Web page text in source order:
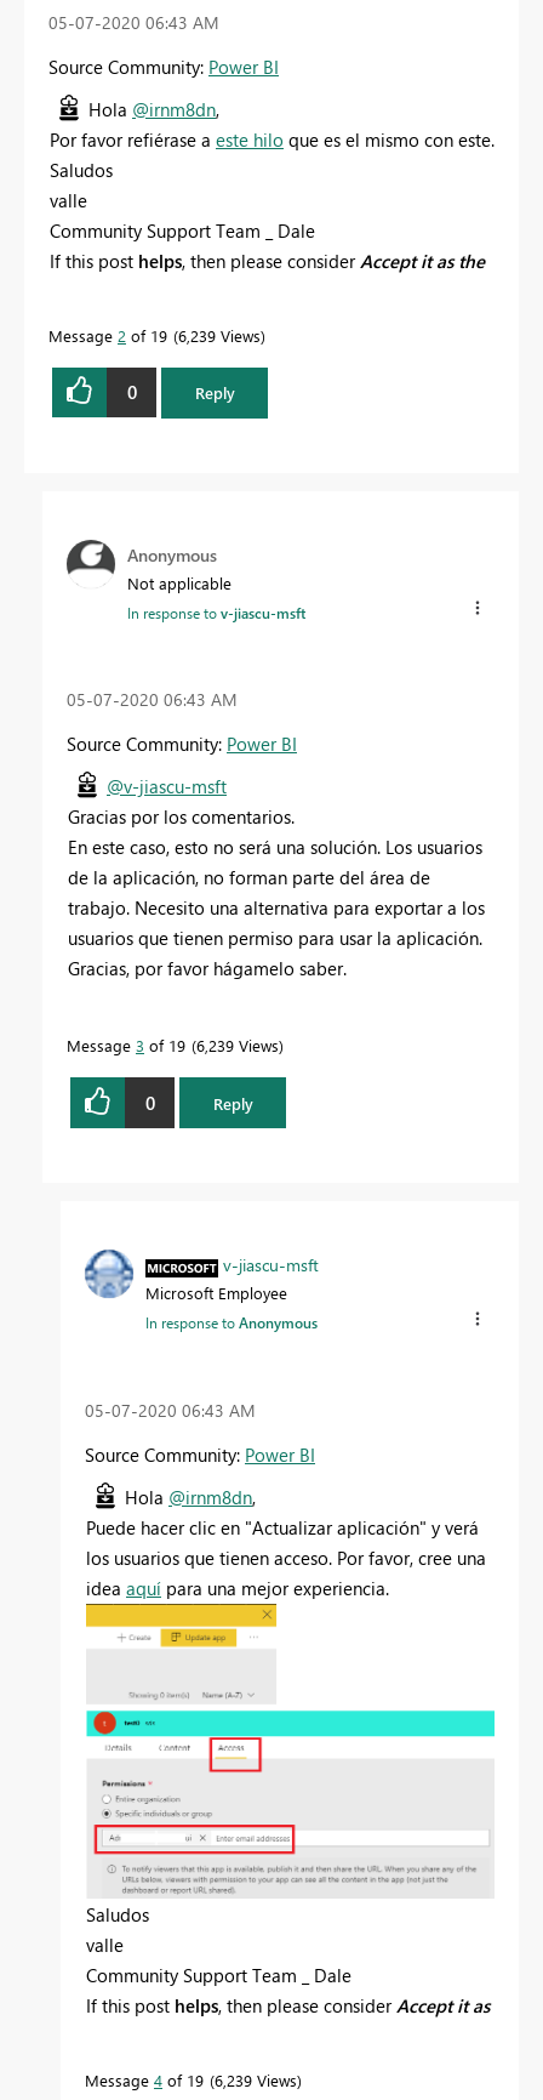
‎05-07-2020 06:43 AM
Source Community: Power BI
Hola @irnm8dn,
Por favor refiérase a este hilo que es el mismo con este.
Saludos
valle
Community Support Team _ Dale
If this post helps, then please consider Accept it as the
Message 2 of 19 6,239 Views
0 Reply
Anonymous
Not applicable
In response tov-jiascu-msft
‎05-07-2020 06:43 AM
Source Community: Power BI
@v-jiascu-msft
Gracias por los comentarios.
En este caso, esto no será una solución. Los usuarios
de la aplicación, no forman parte del área de
trabajo. Necesito una alternativa para exportar a los
usuarios que tienen permiso para usar la aplicación.
Gracias, por favor hágamelo saber.
Message 3 of 19 6,239 Views
0 Reply
v-jiascu-msft
Microsoft Employee
In response toAnonymous
‎05-07-2020 06:43 AM
Source Community: Power BI
Hola @irnm8dn,
Puede hacer clic en "Actualizar aplicación" y verá
los usuarios que tienen acceso. Por favor, cree una
idea aquí para una mejor experiencia.
Saludos
valle
Community Support Team _ Dale
If this post helps, then please consider Accept it as
Message 4 of 19 6,239 Views